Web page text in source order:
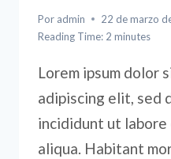
Por admin
22 de marzo
Reading Time: 2 minutes
Lorem ipsum dolor
adipiscing elit, sed
incididunt ut labore
aliqua. Habitant